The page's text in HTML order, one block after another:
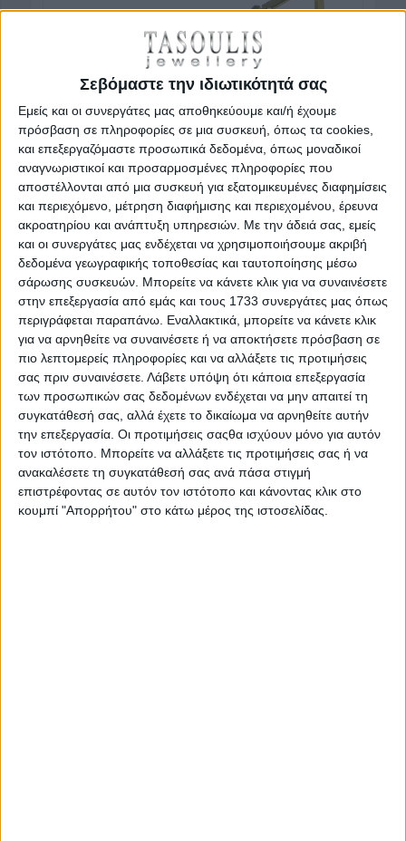
Σεβόμαστε την ιδιωτικότητά σας
Εμείς και οι συνεργάτες μας αποθηκεύουμε και/ή έχουμε
πρόσβαση σε πληροφορίες σε μια συσκευή, όπως τα cookies,
και επεξεργαζόμαστε προσωπικά δεδομένα, όπως μοναδικοί
αναγνωριστικοί και προσαρμοσμένες πληροφορίες που
αποστέλλονται από μια συσκευή για εξατομικευμένες διαφημίσεις
και περιεχόμενο, μέτρηση διαφήμισης και περιεχομένου, έρευνα
ακροατηρίου και ανάπτυξη υπηρεσιών. Με την άδειά σας, εμείς
και οι συνεργάτες μας ενδέχεται να χρησιμοποιήσουμε ακριβή
δεδομένα γεωγραφικής τοποθεσίας και ταυτοποίησης μέσω
σάρωσης συσκευών. Μπορείτε να κάνετε κλικ για να συναινέσετε
στην επεξεργασία από εμάς και τους 1733 συνεργάτες μας όπως
περιγράφεται παραπάνω. Εναλλακτικά, μπορείτε να κάνετε κλικ
για να αρνηθείτε να συναινέσετε ή να αποκτήσετε πρόσβαση σε
πιο λεπτομερείς πληροφορίες και να αλλάξετε τις προτιμήσεις
σας πριν συναινέσετε. Λάβετε υπόψη ότι κάποια επεξεργασία
των προσωπικών σας δεδομένων ενδέχεται να μην απαιτεί τη
συγκατάθεσή σας, αλλά έχετε το δικαίωμα να αρνηθείτε αυτήν
την επεξεργασία. Οι προτιμήσεις σαςθα ισχύουν μόνο για αυτόν
τον ιστότοπο. Μπορείτε να αλλάξετε τις προτιμήσεις σας ή να
ανακαλέσετε τη συγκατάθεσή σας ανά πάσα στιγμή
επιστρέφοντας σε αυτόν τον ιστότοπο και κάνοντας κλικ στο
κουμπί "Απορρήτου" στο κάτω μέρος της ιστοσελίδας.
Κωδικός προϊόντος : 50679
Χρυσά σκουλαρίκια 14 Καρατίων με λευκές πέτρες ζιργκόν
Swarovski.
Το σχέδιο διατίθεται σε λευκό και κίτρινο χρυσό 14
Καρατίων.
Βάρος: 1,10γρ
Ύψος: 1,2εκ
Πλάτος: 0,2εκ
Πάχος: 0,1εκ
Διάμετρος:
Μήκος: